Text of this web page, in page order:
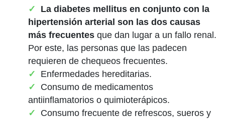
La diabetes mellitus en conjunto con la
hipertensión arterial son las dos causas
más frecuentes que dan lugar a un fallo renal.
Por este, las personas que las padecen
requieren de chequeos frecuentes.
Enfermedades hereditarias.
Consumo de medicamentos
antiinflamatorios o quimioterápicos.
Consumo frecuente de refrescos, sueros y